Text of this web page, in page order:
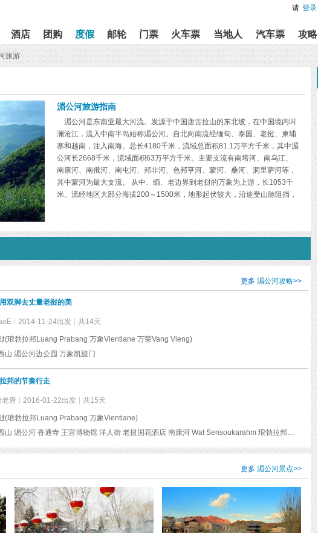
请 登录
酒店 团购 度假 邮轮 门票 火车票 当地人 汽车票 攻略
旅游
湄公河旅游指南
湄公河是东南亚最大河流。发源于中国唐古拉山的东北坡，在中国境内叫
澜沧江，流入中南半岛始称湄公河。自北向南流经缅甸、泰国、老挝、柬埔
寨和越南，注入南海。总长4180千米，流域总面积81.1万平方千米，其中湄
公河长2668千米，流域面积63万平方千米。主要支流有南塔河、南乌江、
南康河、南俄河、南屯河、邦非河、色邦亨河、蒙河、桑河、洞里萨河等，
其中蒙河为最大支流。 从中、缅、老边界到老挝的万象为上游，长1053千
米。流经地区大部分海拔200～1500米，地形起伏较大，沿途受山脉阻挡，
地区海拔100～200米，地形起伏不大。其中上段河谷宽广，水流平静。沙
米，河床宽阔，多汊流，但部分河段有小丘紧束或横亘河中，构成险滩、急
流，全河最大的险水孔瀑布就在此段。金边以下到河口为三角洲河段，长
332千米。湄公河在金边附近接纳洞里萨河后分成前江与后江，前后江进入
越南，再分成6支，经9个河口入海，故其入海河段又名九龙江。三角洲平均
南亚重要的的稻米产区之一。
更多 湄公河攻略>>
双脚去丈量老挝的美
2014-11-24出发 共14天
(琅勃拉邦Luang Prabang 万象Vientiane 万荣Vang Vieng)
山 湄公河边公园 万象凯旋门
邦的节奏行走
老唐 2016-01-22出发 共15天
(琅勃拉邦Luang Prabang 万象Vientiane)
浦西山 湄公河 香通寺 王宫博物馆 洋人街 老挝国花酒店 南康河 Wat Sensoukarahm 琅勃拉邦夜市 凯山·丰威汉纪念馆 琅勃拉邦 琅勃拉邦早市 白雪瀑布 阿努王塑像 老挝国家文化宫 万象凯旋门 塔銮 西蒙寺 That Chomsi寺 首木宫寺 Souphanouvong University
更多 湄公河景点>>